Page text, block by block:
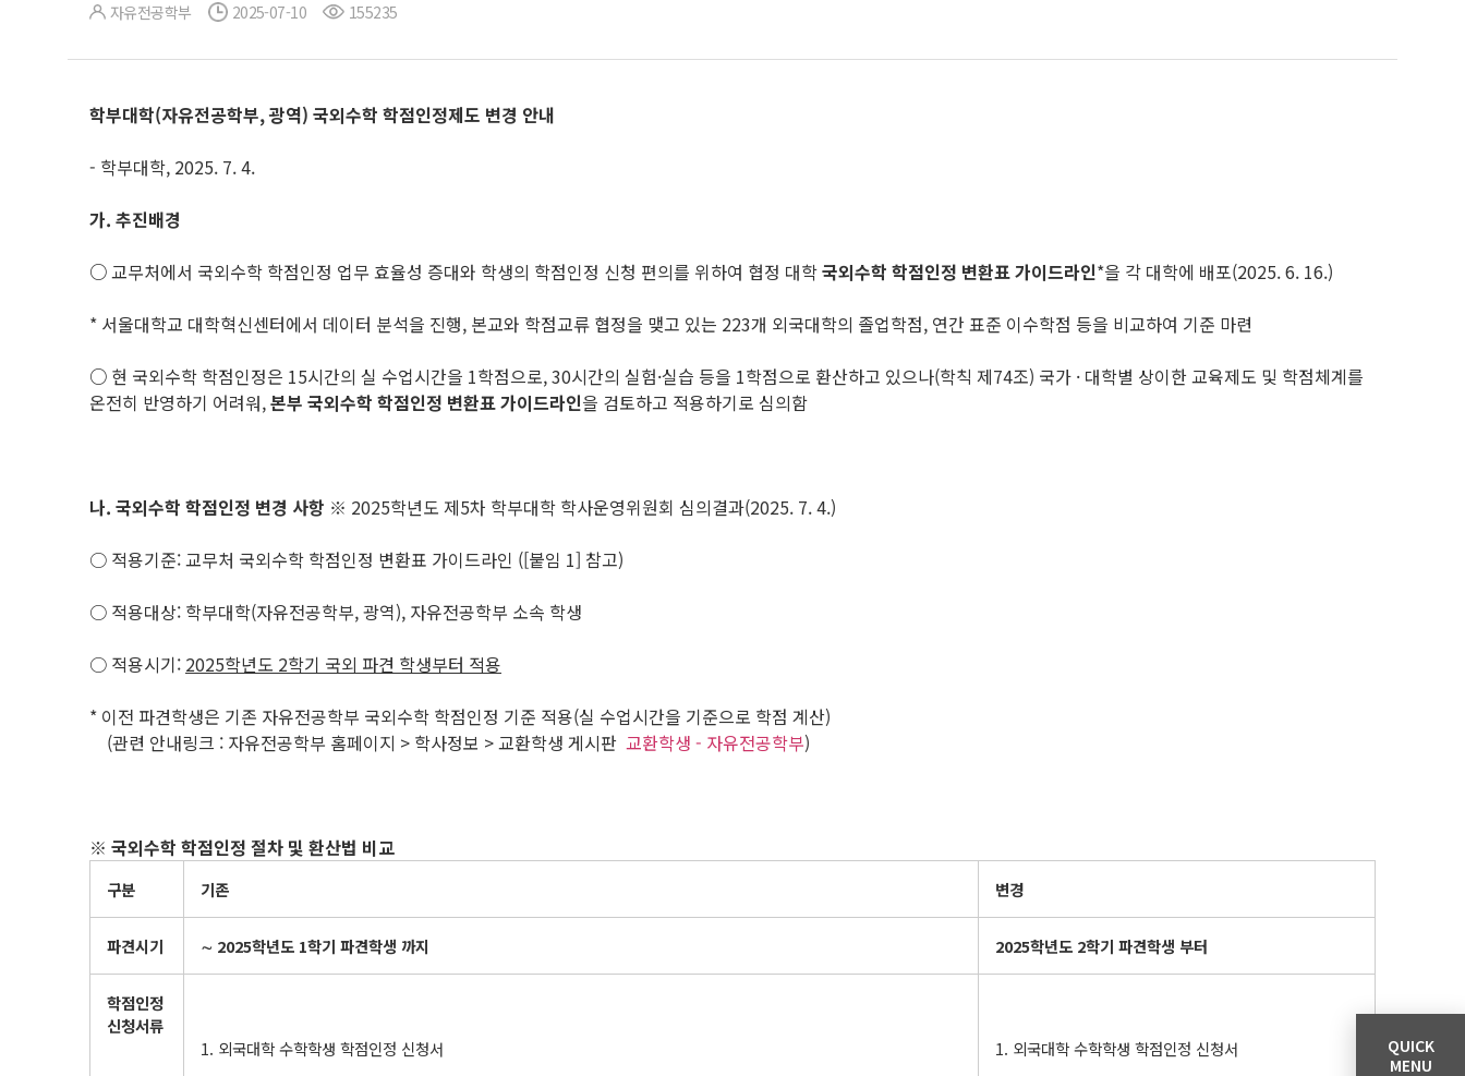
자유전공학부 2025-07-10 155235
학부대학(자유전공학부,광역) 국외수학 학점인정제도 변경 안내
- 학부대학, 2025. 7. 4.
가. 추진배경
○교무처에서 국외수학 학점인정 업무 효율성 증대와 학생의 학점인정 신청 편의를 위하여 협정 대학국외수학 학점인정 변환표 가이드라인*을 각 대학에 배포(2025. 6. 16.)
* 서울대학교 대학혁신센터에서 데이터 분석을 진행, 본교와 학점교류 협정을 맺고 있는 223개 외국대학의 졸업학점, 연간 표준 이수학점 등을 비교하여 기준 마련
○ 현 국외수학 학점인정은 15시간의 실 수업시간을 1학점으로, 30시간의 실험·실습 등을 1학점으로 환산하고 있으나(학칙 제74조) 국가 · 대학별 상이한 교육제도 및 학점체계를
온전히 반영하기 어려워,본부 국외수학 학점인정 변환표 가이드라인을 검토하고 적용하기로 심의함
나. 국외수학 학점인정 변경 사항 ※ 2025학년도 제5차 학부대학 학사운영위원회 심의결과(2025. 7. 4.)
○ 적용기준: 교무처 국외수학 학점인정 변환표 가이드라인 ([붙임 1] 참고)
○ 적용대상: 학부대학(자유전공학부, 광역), 자유전공학부 소속 학생
○ 적용시기: 2025학년도 2학기 국외 파견 학생부터 적용
* 이전 파견학생은 기존 자유전공학부 국외수학 학점인정 기준 적용(실 수업시간을 기준으로 학점 계산)
(관련 안내링크 : 자유전공학부 홈페이지 > 학사정보 > 교환학생 게시판 교환학생 - 자유전공학부)
※ 국외수학 학점인정 절차 및 환산법 비교
구분 기존 변경
파견시기 ∼ 2025학년도 1학기 파견학생 까지 2025학년도 2학기 파견학생 부터
학점인정
신청서류
1. 외국대학 수학학생 학점인정 신청서
1. 외국대학 수학학생 학점인정 신청서
QUICK
MENU